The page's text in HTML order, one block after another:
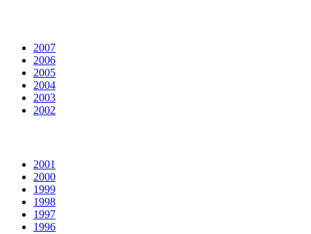
2007
2006
2005
2004
2003
2002
2001
2000
1999
1998
1997
1996